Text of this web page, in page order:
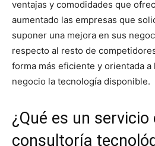
ventajas y comodidades que
aumentado las empresas que
suponer una mejora en sus
respecto al resto de
forma más eficiente y orientada a
negocio la tecnología disponible.
¿Qué es un servicio
consultoría